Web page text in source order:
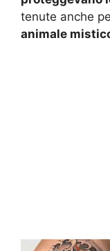
tenute anche
animale